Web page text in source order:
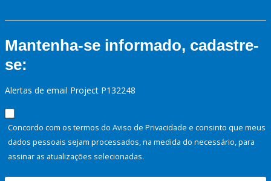
Mantenha-se informado, cadastre-
se:
Alertas de email Project P132248
Concordo com os termos do Aviso de Privacidade e consinto que meus
dados pessoais sejam processados, na medida do necessário, para
assinar as atualizações selecionadas.